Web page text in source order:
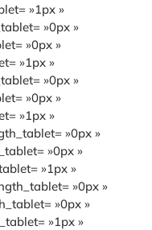
»1px »
»0px »
»0px »
»1px »
»0px »
»0px »
»1px »
»0px »
»0px »
»1px »
»0px »
»0px »
»1px »